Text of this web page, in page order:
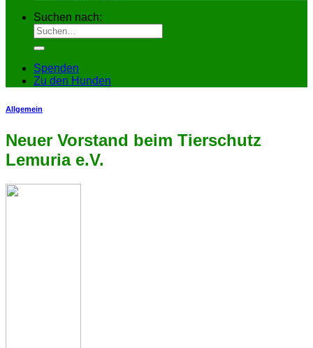
Suchen nach:
Spenden
Zu den Hunden
Allgemein
Neuer Vorstand beim Tierschutz
Lemuria e.V.